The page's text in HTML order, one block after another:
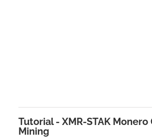
Tutorial - XMR-STAK Monero
Mining